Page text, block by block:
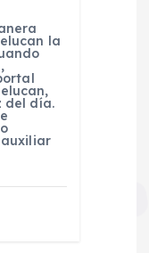
la
del día.